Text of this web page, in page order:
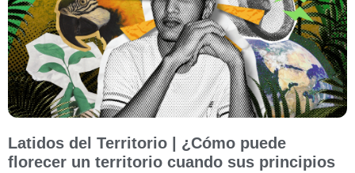
Latidos del Territorio | ¿Cómo puede
florecer un territorio cuando sus principios